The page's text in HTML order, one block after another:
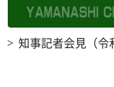
知事記者会見（令